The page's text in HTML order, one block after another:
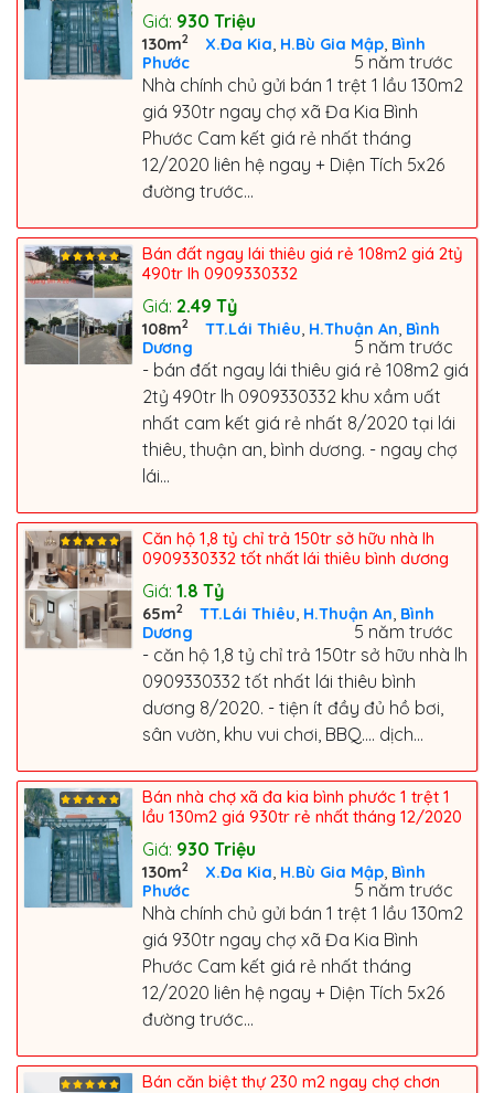
Giá: 930 Triệu
130m2 X.Đa Kia H.Bù Gia Mập Bình
Phước
5 năm trước
Nhà chính chủ gửi bán 1 trệt 1 lầu 130m2
giá 930tr ngay chợ xã Đa Kia Bình
Phước Cam kết giá rẻ nhất tháng
12/2020 liên hệ ngay + Diện Tích 5x26
đường trước...
Bán đất ngay lái thiêu giá rẻ 108m2 giá 2tỷ
490tr lh 0909330332
Giá: 2.49 Tỷ
108m2 TT.Lái Thiêu H.Thuận An Bình
Dương
5 năm trước
- bán đất ngay lái thiêu giá rẻ 108m2 giá
2tỷ 490tr lh 0909330332 khu xầm uất
nhất cam kết giá rẻ nhất 8/2020 tại lái
thiêu, thuận an, bình dương. - ngay chợ
lái...
Căn hộ 1,8 tỷ chỉ trả 150tr sở hữu nhà lh
0909330332 tốt nhất lái thiêu bình dương
Giá: 1.8 Tỷ
65m2 TT.Lái Thiêu H.Thuận An Bình
Dương
5 năm trước
- căn hộ 1,8 tỷ chỉ trả 150tr sở hữu nhà lh
0909330332 tốt nhất lái thiêu bình
dương 8/2020. - tiện ít đầy đủ hồ bơi,
sân vườn, khu vui chơi, BBQ.... dịch...
Bán nhà chợ xã đa kia bình phước 1 trệt 1
lầu 130m2 giá 930tr rẻ nhất tháng 12/2020
Giá: 930 Triệu
130m2 X.Đa Kia H.Bù Gia Mập Bình
Phước
5 năm trước
Nhà chính chủ gửi bán 1 trệt 1 lầu 130m2
giá 930tr ngay chợ xã Đa Kia Bình
Phước Cam kết giá rẻ nhất tháng
12/2020 liên hệ ngay + Diện Tích 5x26
đường trước...
Bán căn biệt thự 230 m2 ngay chợ chơn